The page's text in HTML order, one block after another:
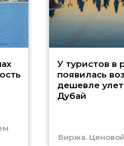
У туристов в
появилась
дешевле
Дубай
Биржа.